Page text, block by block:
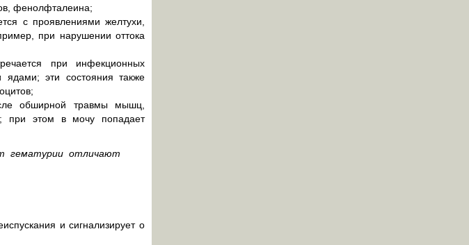
фенолфталеина;
с проявлениями желтухи,
при нарушении оттока
при инфекционных
ядами; эти состояния также
обширной травмы мышц,
при этом в мочу попадает
гематурии отличают
и сигнализирует о